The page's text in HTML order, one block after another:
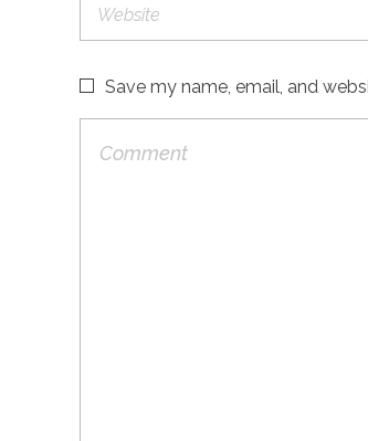
Save my name, email, and